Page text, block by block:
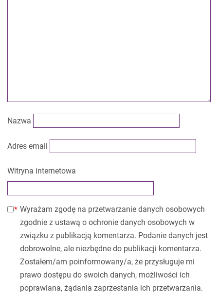
Nazwa
Adres email
Witryna internetowa
Wyrażam zgodę na przetwarzanie danych osobowych
zgodnie z ustawą o ochronie danych osobowych w
związku z publikacją komentarza. Podanie danych jest
dobrowolne, ale niezbędne do publikacji komentarza.
Zostałem/am poinformowany/a, że przysługuje mi
prawo dostępu do swoich danych, możliwości ich
poprawiana, żądania zaprzestania ich przetwarzania.